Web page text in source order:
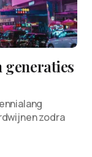
generaties
zodra